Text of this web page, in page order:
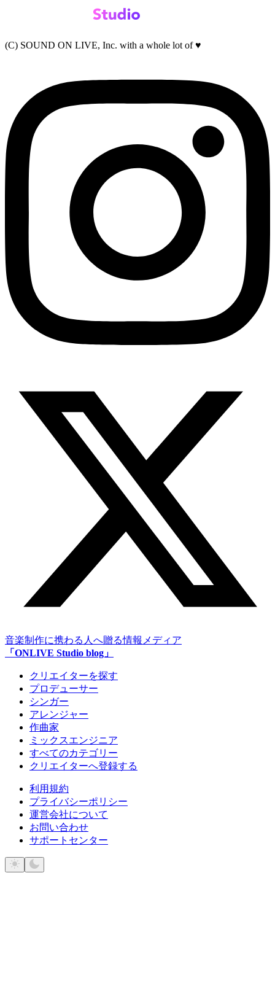
(C) SOUND ON LIVE, Inc. with a whole lot of ♥
音楽制作に携わる人へ贈る情報メディア
「ONLIVE Studio blog」
クリエイターを探す
プロデューサー
シンガー
アレンジャー
作曲家
ミックスエンジニア
すべてのカテゴリー
クリエイターへ登録する
利用規約
プライバシーポリシー
運営会社について
お問い合わせ
サポートセンター